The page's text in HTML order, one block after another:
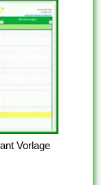
Vorlage